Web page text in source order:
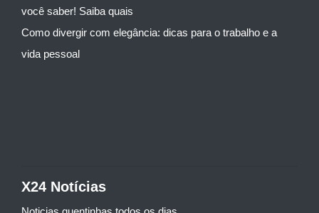
você saber! Saiba quais
Como divergir com elegância: dicas para o trabalho e a
vida pessoal
X24 Notícias